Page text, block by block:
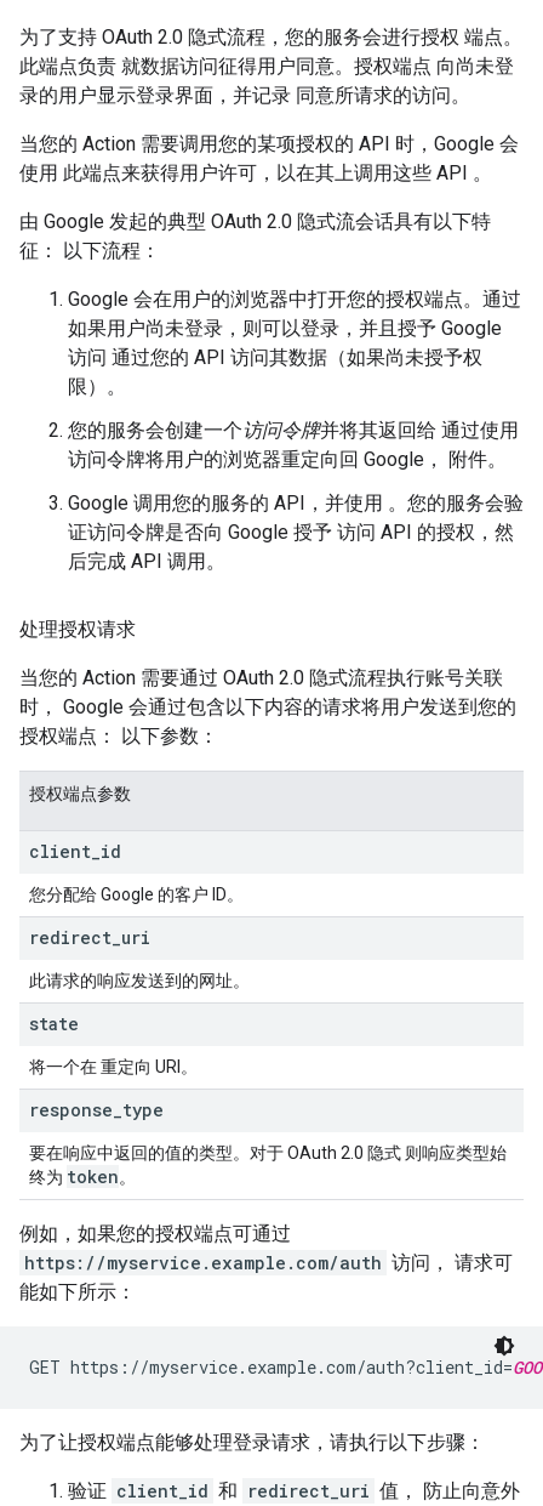
为了支持 OAuth 2.0 隐式流程，您的服务会进行授权 端点。
此端点负责 就数据访问征得用户同意。授权端点 向尚未登
录的用户显示登录界面，并记录 同意所请求的访问。
当您的 Action 需要调用您的某项授权的 API 时，Google 会
使用 此端点来获得用户许可，以在其上调用这些 API 。
由 Google 发起的典型 OAuth 2.0 隐式流会话具有以下特
征： 以下流程：
Google 会在用户的浏览器中打开您的授权端点。通过
如果用户尚未登录，则可以登录，并且授予 Google
访问 通过您的 API 访问其数据（如果尚未授予权
限）。
您的服务会创建一个访问令牌并将其返回给 通过使用
访问令牌将用户的浏览器重定向回 Google， 附件。
Google 调用您的服务的 API，并使用 。您的服务会验
证访问令牌是否向 Google 授予 访问 API 的授权，然
后完成 API 调用。
处理授权请求
当您的 Action 需要通过 OAuth 2.0 隐式流程执行账号关联
时， Google 会通过包含以下内容的请求将用户发送到您的
授权端点： 以下参数：
授权端点参数
client id
您分配给 Google 的客户 ID。
redirect uri
此请求的响应发送到的网址。
state
将一个在 重定向 URI。
response type
要在响应中返回的值的类型。对于 OAuth 2.0 隐式 则响应类型始
终为 token。
例如，如果您的授权端点可通过
https://myservice.example.com/auth 访问， 请求可
能如下所示：
GET https://myservice.example.com/auth?client_id=
为了让授权端点能够处理登录请求，请执行以下步骤：
验证 client_id 和 redirect_uri 值， 防止向意外